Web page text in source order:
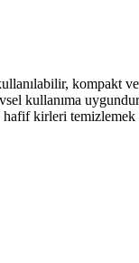
kompakt ve
kullanıma
hafif kirleri